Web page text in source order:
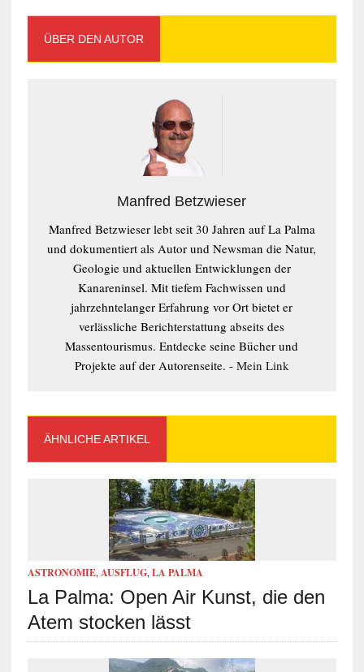
ÜBER DEN AUTOR
Manfred Betzwieser
Manfred Betzwieser lebt seit 30 Jahren auf La Palma
und dokumentiert als Autor und Newsman die Natur,
Geologie und aktuellen Entwicklungen der
Kanareninsel. Mit tiefem Fachwissen und
jahrzehntelanger Erfahrung vor Ort bietet er
verlässliche Berichterstattung abseits des
Massentourismus. Entdecke seine Bücher und
Projekte auf der Autorenseite. - Mein Link
ÄHNLICHE ARTIKEL
ASTRONOMIE,AUSFLUG,LA PALMA
La Palma: Open Air Kunst, die den
Atem stocken lässt